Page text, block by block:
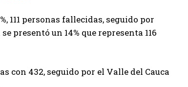
111 personas fallecidas, seguido por
presentó un 14% que representa 116
432, seguido por el Valle del Cauca